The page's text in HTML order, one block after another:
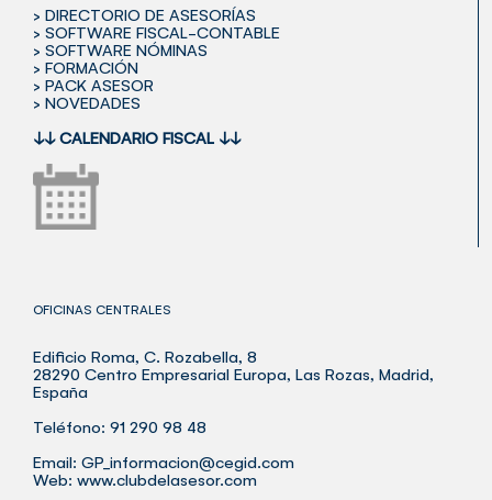
> DIRECTORIO DE ASESORÍAS
> SOFTWARE FISCAL-CONTABLE
> SOFTWARE NÓMINAS
> FORMACIÓN
> PACK ASESOR
> NOVEDADES
↓↓ CALENDARIO FISCAL ↓↓
OFICINAS CENTRALES
Edificio Roma, C. Rozabella, 8
28290 Centro Empresarial Europa, Las Rozas, Madrid,
España
Teléfono: 91 290 98 48
Email: GP_informacion@cegid.com
Web: www.clubdelasesor.com